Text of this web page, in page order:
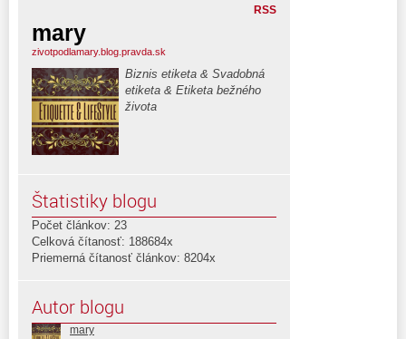
RSS
mary
zivotpodlamary.blog.pravda.sk
Biznis etiketa & Svadobná
etiketa & Etiketa bežného
života
Štatistiky blogu
Počet článkov: 23
Celková čítanosť: 188684x
Priemerná čítanosť článkov: 8204x
Autor blogu
mary